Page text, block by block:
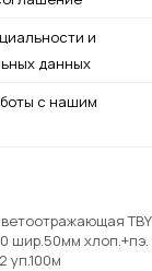
и
данных
с нашим
TBY
шир.50мм хлоп.+пэ.
уп.100м